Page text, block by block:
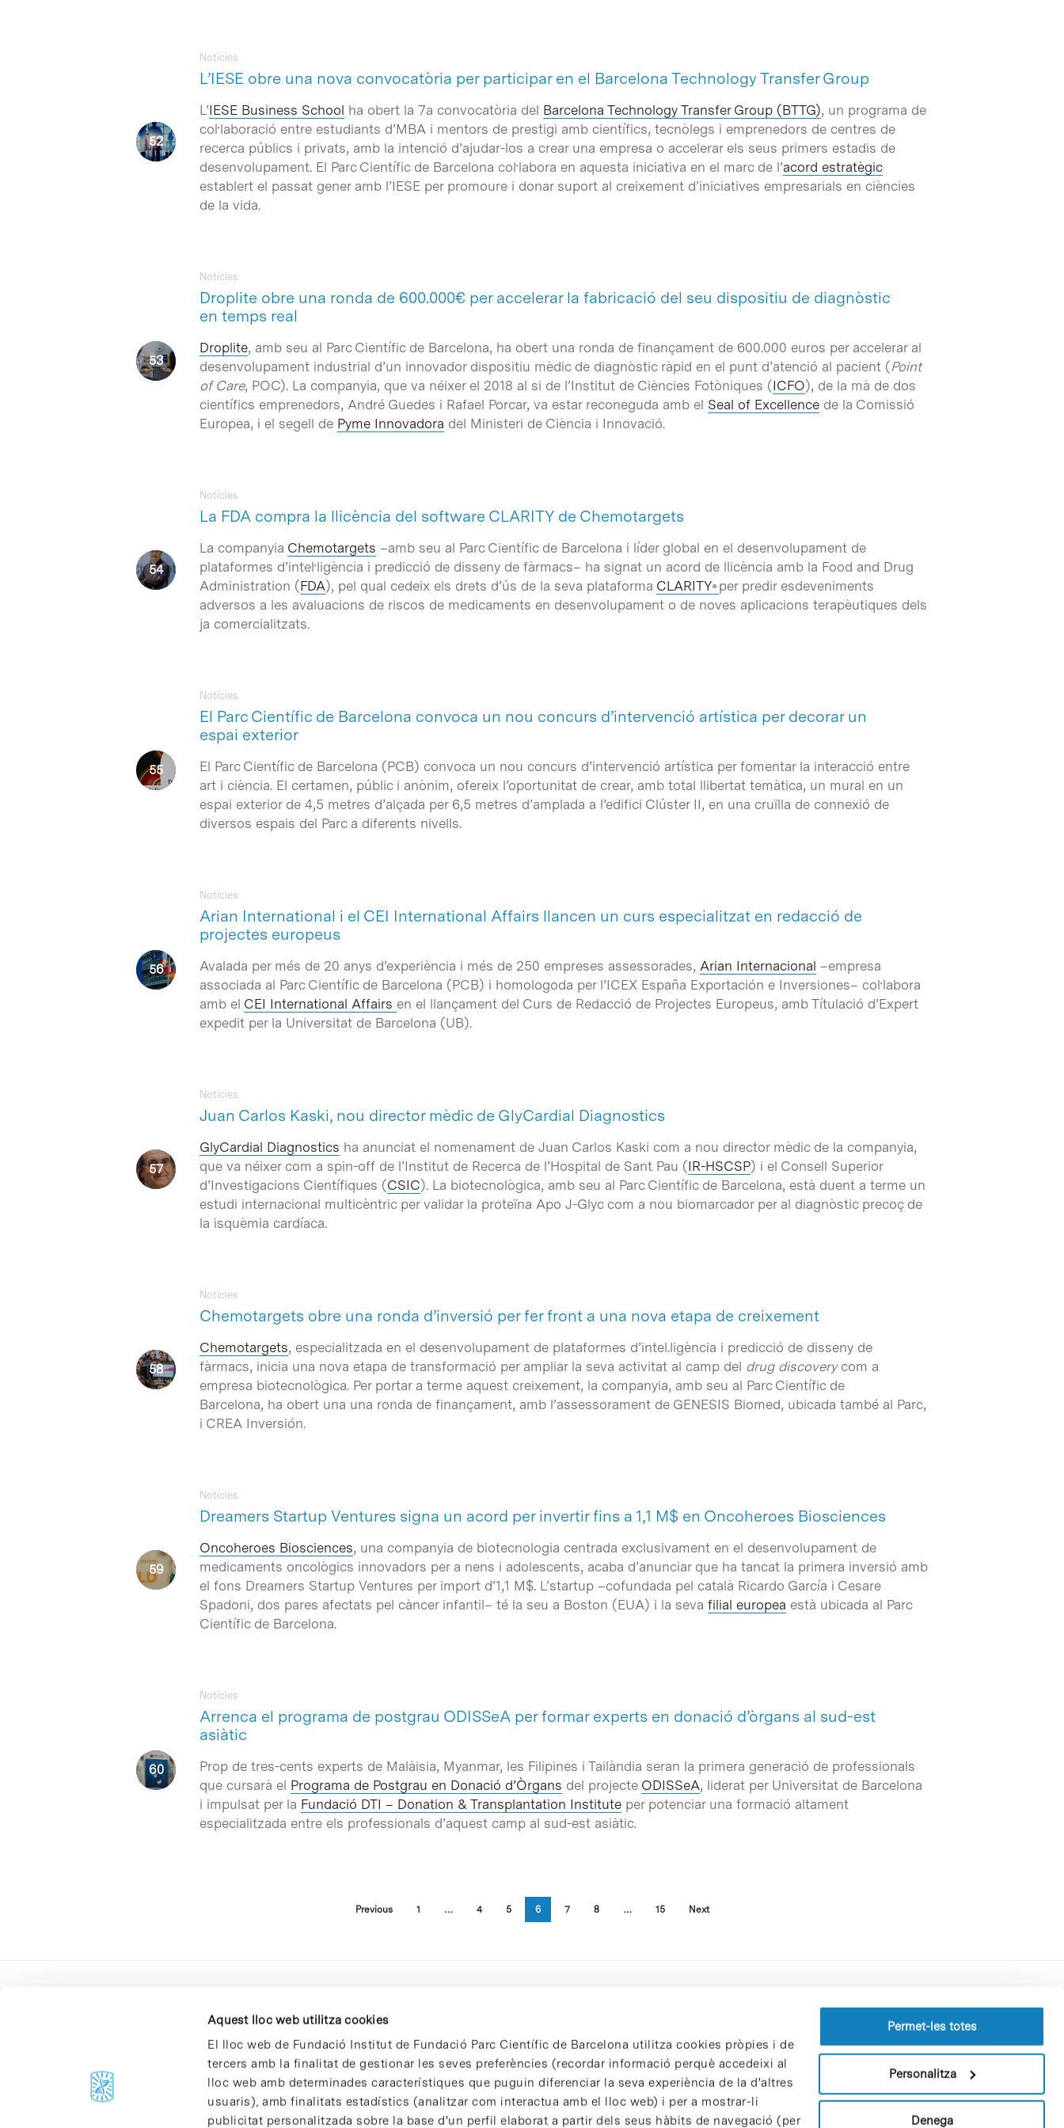
Aquest lloc web utilitza cookies
El lloc web de Fundació Institut de Fundació Parc Científic de Barcelona utilitza cookies pròpies i de
tercers amb la finalitat de gestionar les seves preferències (recordar informació perquè accedeixi al
lloc web amb determinades característiques que puguin diferenciar la seva experiència de la d'altres
usuaris), amb finalitats estadístics (analitzar com interactua amb el lloc web) i per a mostrar-li
publicitat personalitzada sobre la base d'un perfil elaborat a partir dels seus hàbits de navegació (per
Permet-les totes
Personalitza
Denega
Intro per buscar o ESC per tancar
L’IESE obre una nova convocatòria per participar en el Barcelona Technology Transfer Group
Notícies
L’IESE Business School ha obert la 7a convocatòria del Barcelona Technology Transfer Group (BTTG), un programa de
col·laboració entre estudiants d’MBA i mentors de prestigi amb científics, tecnòlegs i emprenedors de centres de
recerca públics i privats, amb la intenció d’ajudar-los a crear una empresa o accelerar els seus primers estadis de
desenvolupament. El Parc Científic de Barcelona col·labora en aquesta iniciativa en el marc de l’acord estratègic
establert el passat gener amb l’IESE per promoure i donar suport al creixement d’iniciatives empresarials en ciències
de la vida.
Droplite obre una ronda de 600.000€ per accelerar la fabricació del seu dispositiu de diagnòstic
en temps real
Notícies
Droplite, amb seu al Parc Científic de Barcelona, ha obert una ronda de finançament de 600.000 euros per accelerar al
desenvolupament industrial d’un innovador dispositiu mèdic de diagnòstic ràpid en el punt d’atenció al pacient (Point
of Care, POC). La companyia, que va néixer el 2018 al si de l’Institut de Ciències Fotòniques (ICFO), de la mà de dos
científics emprenedors, André Guedes i Rafael Porcar, va estar reconeguda amb el Seal of Excellence de la Comissió
Europea, i el segell de Pyme Innovadora del Ministeri de Ciència i Innovació.
La FDA compra la llicència del software CLARITY de Chemotargets
Notícies
La companyia Chemotargets –amb seu al Parc Científic de Barcelona i líder global en el desenvolupament de
plataformes d’intel·ligència i predicció de disseny de fàrmacs– ha signat un acord de llicència amb la Food and Drug
Administration (FDA), pel qual cedeix els drets d’ús de la seva plataforma CLARITY® per predir esdeveniments
adversos a les avaluacions de riscos de medicaments en desenvolupament o de noves aplicacions terapèutiques dels
ja comercialitzats.
El Parc Científic de Barcelona convoca un nou concurs d’intervenció artística per decorar un
espai exterior
Notícies
El Parc Científic de Barcelona (PCB) convoca un nou concurs d’intervenció artística per fomentar la interacció entre
art i ciència. El certamen, públic i anònim, ofereix l’oportunitat de crear, amb total llibertat temàtica, un mural en un
espai exterior de 4,5 metres d’alçada per 6,5 metres d’amplada a l’edifici Clúster II, en una cruïlla de connexió de
diversos espais del Parc a diferents nivells.
Arian International i el CEI International Affairs llancen un curs especialitzat en redacció de
projectes europeus
Notícies
Avalada per més de 20 anys d’experiència i més de 250 empreses assessorades, Arian Internacional –empresa
associada al Parc Científic de Barcelona (PCB) i homologoda per l’ICEX España Exportación e Inversiones– col·labora
amb el CEI International Affairs en el llançament del Curs de Redacció de Projectes Europeus, amb Títulació d’Expert
expedit per la Universitat de Barcelona (UB).
Juan Carlos Kaski, nou director mèdic de GlyCardial Diagnostics
Notícies
GlyCardial Diagnostics ha anunciat el nomenament de Juan Carlos Kaski com a nou director mèdic de la companyia,
que va néixer com a spin-off de l’Institut de Recerca de l’Hospital de Sant Pau (IR-HSCSP) i el Consell Superior
d’Investigacions Científiques (CSIC). La biotecnològica, amb seu al Parc Científic de Barcelona, està duent a terme un
estudi internacional multicèntric per validar la proteïna Apo J-Glyc com a nou biomarcador per al diagnòstic precoç de
la isquèmia cardíaca.
Chemotargets obre una ronda d’inversió per fer front a una nova etapa de creixement
Notícies
Chemotargets, especialitzada en el desenvolupament de plataformes d’intel.ligència i predicció de disseny de
fàrmacs, inicia una nova etapa de transformació per ampliar la seva activitat al camp del drug discovery com a
empresa biotecnològica. Per portar a terme aquest creixement, la companyia, amb seu al Parc Científic de
Barcelona, ha obert una una ronda de finançament, amb l’assessorament de GENESIS Biomed, ubicada també al Parc,
i CREA Inversión.
Dreamers Startup Ventures signa un acord per invertir fins a 1,1 M$ en Oncoheroes Biosciences
Notícies
Oncoheroes Biosciences, una companyia de biotecnologia centrada exclusivament en el desenvolupament de
medicaments oncològics innovadors per a nens i adolescents, acaba d’anunciar que ha tancat la primera inversió amb
el fons Dreamers Startup Ventures per import d’1,1 M$. L’startup –cofundada pel català Ricardo García i Cesare
Spadoni, dos pares afectats pel càncer infantil– té la seu a Boston (EUA) i la seva filial europea està ubicada al Parc
Científic de Barcelona.
Arrenca el programa de postgrau ODISSeA per formar experts en donació d’òrgans al sud-est
asiàtic
Notícies
Prop de tres-cents experts de Malàisia, Myanmar, les Filipines i Tailàndia seran la primera generació de professionals
que cursarà el Programa de Postgrau en Donació d’Òrgans del projecte ODISSeA, liderat per Universitat de Barcelona
i impulsat per la Fundació DTI – Donation & Transplantation Institute per potenciar una formació altament
especialitzada entre els professionals d’aquest camp al sud-est asiàtic.
Previous 1 … 4 5 6 7 8 … 15 Next
C/Baldiri Reixac, 4-12 i 15
Perfil del contractant
Política de privacitat
Avís Legal
Política de cookies
Patrons i patrocinadors
Borsa de treball